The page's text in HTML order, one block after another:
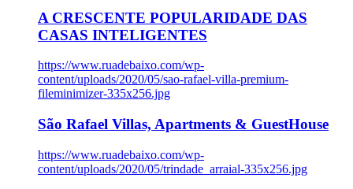
A CRESCENTE POPULARIDADE DAS
CASAS INTELIGENTES
https://www.ruadebaixo.com/wp-
content/uploads/2020/05/sao-rafael-villa-premium-
fileminimizer-335x256.jpg
São Rafael Villas, Apartments & GuestHouse
https://www.ruadebaixo.com/wp-
content/uploads/2020/05/trindade_arraial-335x256.jpg